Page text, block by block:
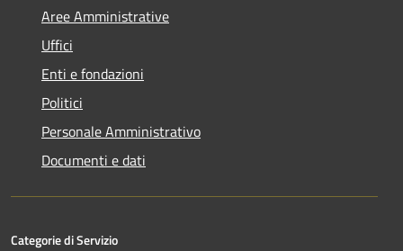
Aree Amministrative
Uffici
Enti e fondazioni
Politici
Personale Amministrativo
Documenti e dati
Categorie di Servizio